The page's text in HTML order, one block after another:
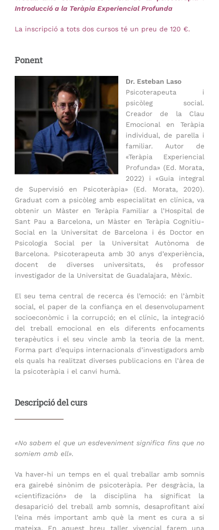
Introducció a la Teràpia Experiencial Profunda
La inscripció a tots dos cursos té un preu de 120 €.
Ponent
Dr. Esteban Laso
Psicoterapeuta i
psicòleg social.
Creador de la Clau
Emocional en Teràpia
individual, de parella i
familiar. Autor de
«Teràpia Experiencial
Profunda» (Ed. Morata,
2022) i «Guia integral
de Supervisió en Psicoteràpia» (Ed. Morata, 2020).
Graduat com a psicòleg amb especialitat en clínica, va
obtenir un Màster en Teràpia Familiar a l’Hospital de
Sant Pau a Barcelona, un Màster en Teràpia Cognitiu-
Social en la Universitat de Barcelona i és Doctor en
Psicologia Social per la Universitat Autònoma de
Barcelona. Psicoterapeuta amb 30 anys d’experiència,
docent de diverses universitats, és professor
investigador de la Universitat de Guadalajara, Mèxic.
El seu tema central de recerca és l’emoció: en l’àmbit
social, el paper de la confiança en el desenvolupament
socioeconòmic i la corrupció; en el clínic, la integració
del treball emocional en els diferents enfocaments
terapèutics i el seu vincle amb la teoria de la ment.
Forma part d’equips internacionals d’investigadors amb
els quals ha realitzat diverses publicacions en l’àrea de
la psicoteràpia i el canvi humà.
Descripció del curs
«No sabem el que un esdeveniment significa fins que no
somiem amb ell».
Va haver-hi un temps en el qual treballar amb somnis
era gairebé sinònim de psicoteràpia. Per desgràcia, la
«cientifización» de la disciplina ha significat la
desaparició del treball amb somnis, desaprofitant així
l’eina més important amb què la ment es cura a si
mateixa. En aquest breu taller vivencial farem una